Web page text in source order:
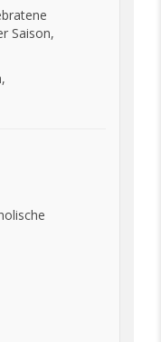
Saison,